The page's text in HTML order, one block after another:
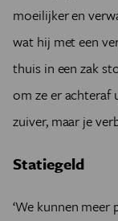
moeilijker en
wat hij met een
thuis in een zak
om ze er achteraf
zuiver, maar je
Statiegeld
‘We kunnen